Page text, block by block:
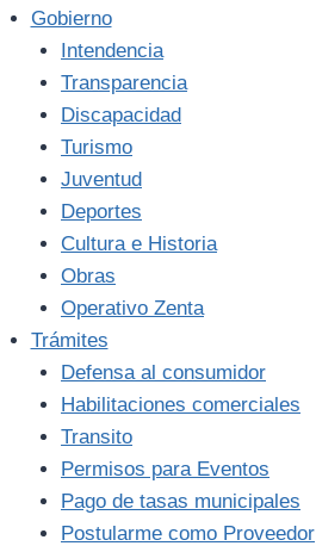
Gobierno
Intendencia
Transparencia
Discapacidad
Turismo
Juventud
Deportes
Cultura e Historia
Obras
Operativo Zenta
Trámites
Defensa al consumidor
Habilitaciones comerciales
Transito
Permisos para Eventos
Pago de tasas municipales
Postularme como Proveedor